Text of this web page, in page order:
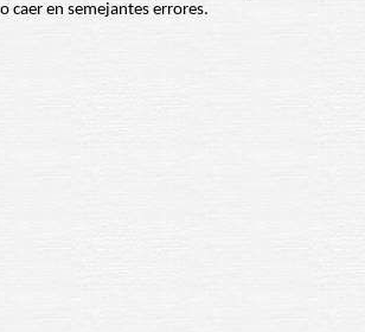
caer en semejantes errores.